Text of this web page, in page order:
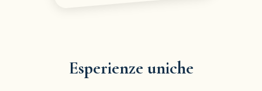
Esperienze uniche